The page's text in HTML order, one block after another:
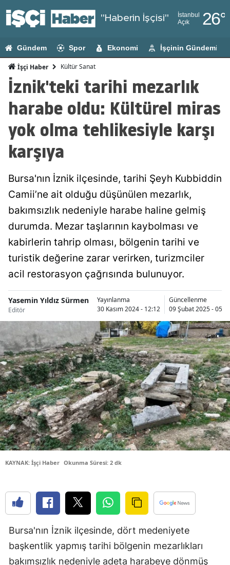
"Haberin İşçisi"
İstanbul
Açık
26°
Adıyaman
Ağrı
Amasya
Ankara
Artvin
Aydın
Bilecik
Bingöl
Bolu
Burdur
Bursa
Çanakkale
Çankırı
Çorum
Denizli
Diyarbakır
Elazığ
Erzincan
Erzurum
Eskişehir
Gündem Spor Ekonomi İşçinin Gündemi
İşçi Haber Kültür Sanat
İznik'teki tarihi mezarlık
harabe oldu: Kültürel miras
yok olma tehlikesiyle karşı
karşıya
Bursa'nın İznik ilçesinde, tarihi Şeyh Kubbiddin
Camii’ne ait olduğu düşünülen mezarlık,
bakımsızlık nedeniyle harabe haline gelmiş
durumda. Mezar taşlarının kaybolması ve
kabirlerin tahrip olması, bölgenin tarihi ve
turistik değerine zarar verirken, turizmciler
acil restorasyon çağrısında bulunuyor.
Yasemin Yıldız Sürmen
Editör
Yayınlanma
30 Kasım 2024 - 12:12
Güncellenme
09 Şubat 2025 -
KAYNAK: İşçi Haber Okunma Süresi: 2 dk
Bursa'nın İznik ilçesinde, dört medeniyete
başkentlik yapmış tarihi bölgenin mezarlıkları
bakımsızlık nedeniyle adeta harabeye dönmüş